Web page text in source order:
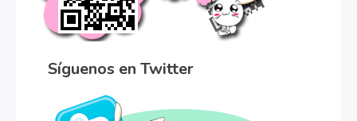
Síguenos en Twitter